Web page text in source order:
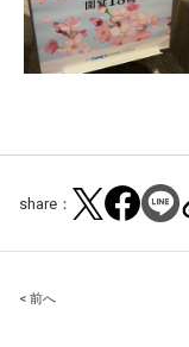
share：
Post
< 前へ